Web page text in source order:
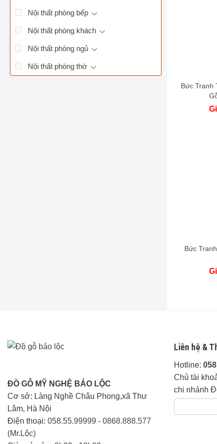
Nội thất phòng bếp
Nội thất phòng khách
Nội thất phòng ngủ
Nội thất phòng thờ
Bức Tranh
Bức
ĐỒ GỖ MỸ NGHỆ BẢO LỘC
Cơ sở: Làng Nghề Châu Phong,xã Thư
Lâm, Hà Nội
Điện thoại: 058.55.99999 - 0868.888.577
(Mr.Lộc)
Liên hệ &
Hotline:
Chủ tài
chi nhánh